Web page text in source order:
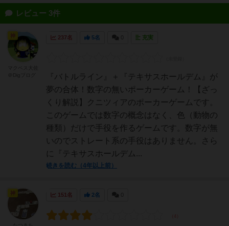
レビュー 3件
237名 5名 充実
『バトルライン』＋『テキサスホールデム』が
夢の合体！数字の無いポーカーゲーム！【ざっ
くり解説】クニツィアのポーカーゲームです。
このゲームでは数字の概念はなく、色（動物の
種類）だけで手役を作るゲームです。数字が無
いのでストレート系の手役はありません。さら
に『テキサスホールデム...
続きを読む（4年以上前）
151名 2名